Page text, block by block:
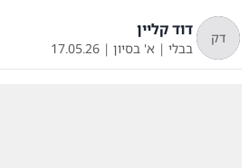
דק דוד קליין
בבלי | א' בסיון |
17.05.26